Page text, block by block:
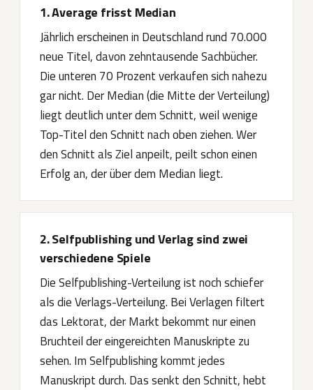
1. Average frisst Median
Jährlich erscheinen in Deutschland rund 70.000
neue Titel, davon zehntausende Sachbücher.
Die unteren 70 Prozent verkaufen sich nahezu
gar nicht. Der Median (die Mitte der Verteilung)
liegt deutlich unter dem Schnitt, weil wenige
Top-Titel den Schnitt nach oben ziehen. Wer
den Schnitt als Ziel anpeilt, peilt schon einen
Erfolg an, der über dem Median liegt.
2. Selfpublishing und Verlag sind zwei
verschiedene Spiele
Die Selfpublishing-Verteilung ist noch schiefer
als die Verlags-Verteilung. Bei Verlagen filtert
das Lektorat, der Markt bekommt nur einen
Bruchteil der eingereichten Manuskripte zu
sehen. Im Selfpublishing kommt jedes
Manuskript durch. Das senkt den Schnitt, hebt